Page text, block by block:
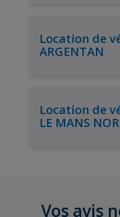
Location de
ARGENTAN
Location de
LE MANS
Vos avis